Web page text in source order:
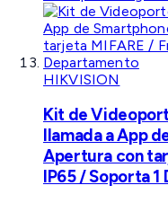
HIKVISION
Kit de
llamada a App
Apertura con
IP65 / Soporta